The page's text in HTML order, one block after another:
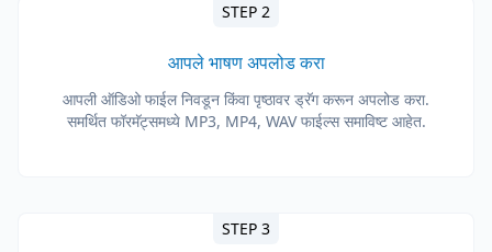
STEP 2
आपले भाषण अपलोड करा
आपली ऑडिओ फाईल निवडून किंवा पृष्ठावर ड्रॅग करून अपलोड करा.
समर्थित फॉरमॅट्समध्ये MP3, MP4, WAV फाईल्स समाविष्ट आहेत.
STEP 3